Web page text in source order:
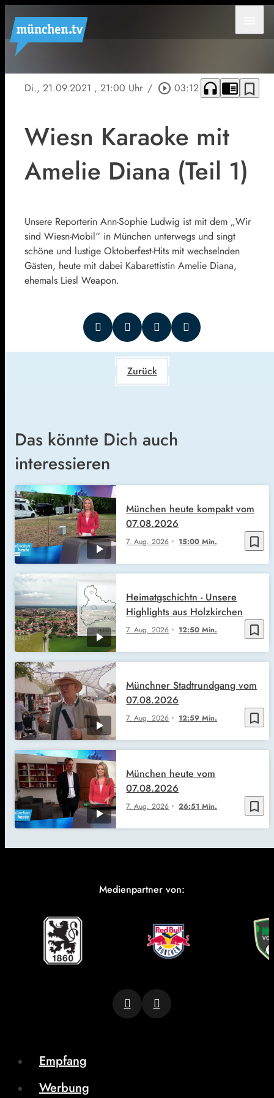
Di., 21.09.2021 , 21:00 Uhr / play_circle_outline 03:12 headphones chrome_reader_mode bookmark_border
Wiesn Karaoke mit
Amelie Diana (Teil 1)
Unsere Reporterin Ann-Sophie Ludwig ist mit dem „Wir
sind Wiesn-Mobil“ in München unterwegs und singt
schöne und lustige Oktoberfest-Hits mit wechselnden
Gästen, heute mit dabei Kabarettistin Amelie Diana,
ehemals Liesl Weapon.
Zurück
Das könnte Dich auch
interessieren
bookmark_border
7. Aug. 2026 15:00 Min.
München heute kompakt vom
07.08.2026
bookmark_border
7. Aug. 2026 12:50 Min.
Heimatgschichtn - Unsere
Highlights aus Holzkirchen
bookmark_border
7. Aug. 2026 12:59 Min.
Münchner Stadtrundgang vom
07.08.2026
bookmark_border
7. Aug. 2026 26:51 Min.
München heute vom
07.08.2026
Medienpartner von:
Empfang
Werbung